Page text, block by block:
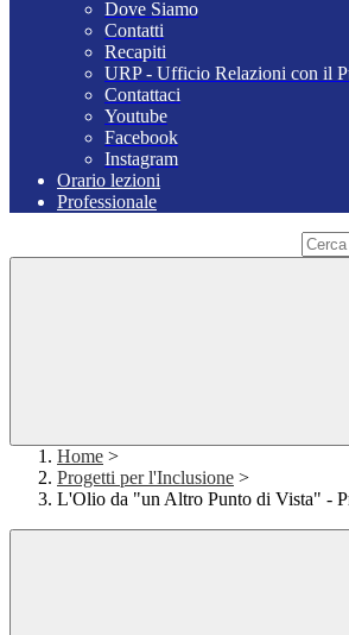
Dove Siamo
Contatti
Recapiti
URP - Ufficio Relazioni con il
Contattaci
Youtube
Facebook
Instagram
Orario lezioni
Professionale
Home >
Progetti per l'Inclusione >
L'Olio da "un Altro Punto di Vista" -